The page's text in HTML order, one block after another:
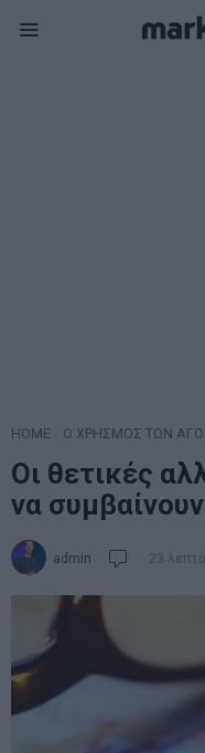
HOME Ο ΧΡΗΣΜΟΣ ΤΩΝ
Οι θετικές
να
admin 23